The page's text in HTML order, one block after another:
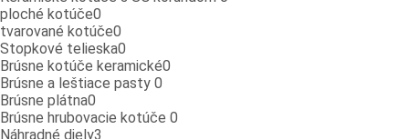
ploché kotúče0
tvarované kotúče0
Stopkové telieska0
Brúsne kotúče keramické0
Brúsne a leštiace pasty 0
Brúsne plátna0
Brúsne hrubovacie kotúče 0
Náhradné diely3